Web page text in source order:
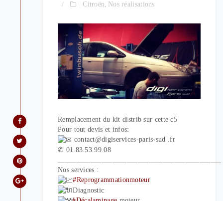
/
Citroën, Nos réalisations
Remplacement du kit distrib sur cette c5
Pour tout devis et infos:
contact@digiservices-paris-sud .fr
✆ 01.83.53.99.08
Nos services :
#Reprogrammationmoteur
Diagnostic